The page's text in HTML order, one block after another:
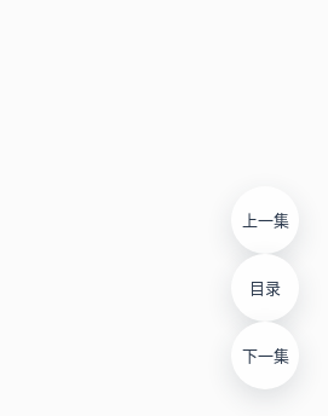
上一集
目录
下一集